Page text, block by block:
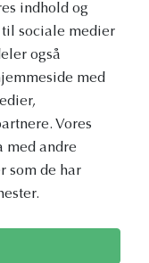
indhold og
sociale medier
også
med
Vores
med andre
som de har
af